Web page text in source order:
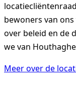
bewoners van
over beleid en de
we van
Meer over de